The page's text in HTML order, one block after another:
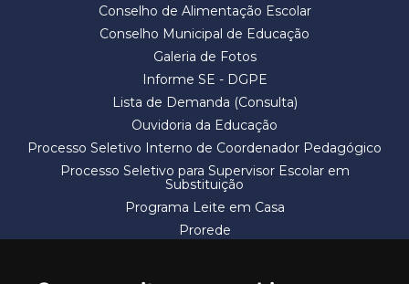
Conselho de Alimentação Escolar
Conselho Municipal de Educação
Galeria de Fotos
Informe SE - DGPE
Lista de Demanda (Consulta)
Ouvidoria da Educação
Processo Seletivo Interno de Coordenador Pedagógico
Processo Seletivo para Supervisor Escolar em
Substituição
Programa Leite em Casa
Prorede